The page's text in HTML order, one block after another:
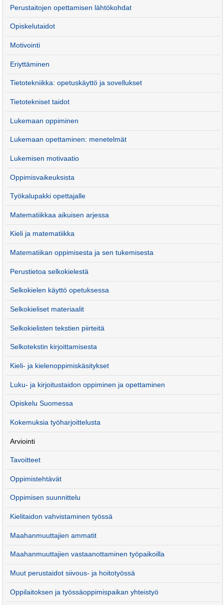
Perustaitojen opettamisen lähtökohdat
Opiskelutaidot
Motivointi
Eriyttäminen
Tietotekniikka: opetuskäyttö ja sovellukset
Tietotekniset taidot
Lukemaan oppiminen
Lukemaan opettaminen: menetelmät
Lukemisen motivaatio
Oppimisvaikeuksista
Työkalupakki opettajalle
Matematiikkaa aikuisen arjessa
Kieli ja matematiikka
Matematiikan oppimisesta ja sen tukemisesta
Perustietoa selkokielestä
Selkokielen käyttö opetuksessa
Selkokieliset materiaalit
Selkokielisten tekstien piirteitä
Selkotekstin kirjoittamisesta
Kieli- ja kielenoppimiskäsitykset
Luku- ja kirjoitustaidon oppiminen ja opettaminen
Opiskelu Suomessa
Kokemuksia työharjoittelusta
Arviointi
Tavoitteet
Oppimistehtävät
Oppimisen suunnittelu
Kielitaidon vahvistaminen työssä
Maahanmuuttajien ammatit
Maahanmuuttajien vastaanottaminen työpaikoilla
Muut perustaidot siivous- ja hoitotyössä
Oppilaitoksen ja työssäoppimispaikan yhteistyö